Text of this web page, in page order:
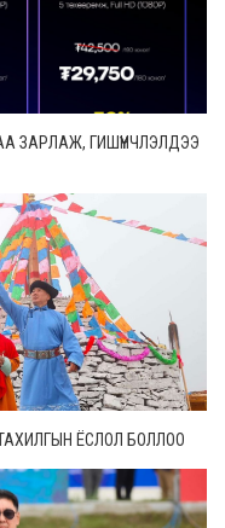
ЗАРЛАЖ, ГИШҮҮНЧЛЭЛДЭЭ
ЁСЛОЛ БОЛЛОО